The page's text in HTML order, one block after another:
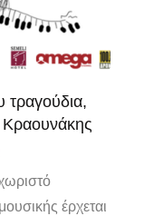
τραγούδια,
Κραουνάκης
έρχεται